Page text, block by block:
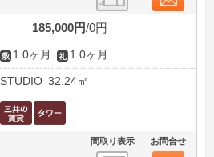
185,000円 0円
1.0ヶ月 1.0ヶ月
STUDIO 32.24㎡
間取り表示 お問合せ